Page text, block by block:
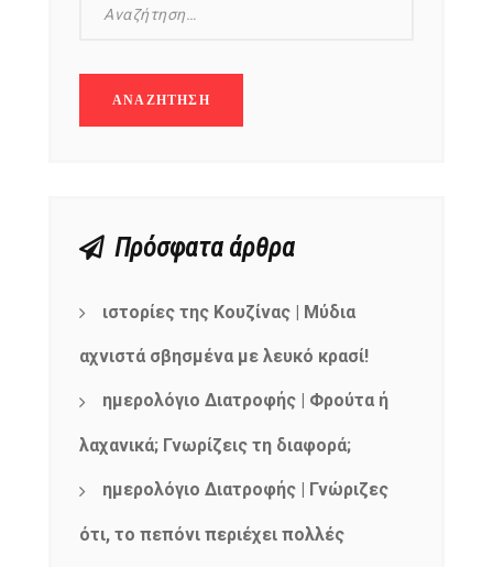
Πρόσφατα άρθρα
ιστορίες της Κουζίνας | Μύδια
αχνιστά σβησμένα με λευκό κρασί!
ημερολόγιο Διατροφής | Φρούτα ή
λαχανικά; Γνωρίζεις τη διαφορά;
ημερολόγιο Διατροφής | Γνώριζες
ότι, το πεπόνι περιέχει πολλές